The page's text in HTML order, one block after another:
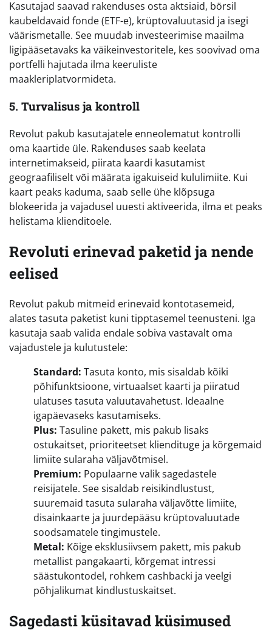
Kasutajad saavad rakenduses osta aktsiaid, börsil
kaubeldavaid fonde (ETF-e), krüptovaluutasid ja isegi
väärismetalle. See muudab investeerimise maailma
ligipääsetavaks ka väikeinvestoritele, kes soovivad oma
portfelli hajutada ilma keeruliste
maakleriplatvormideta.
5. Turvalisus ja kontroll
Revolut pakub kasutajatele enneolematut kontrolli
oma kaartide üle. Rakenduses saab keelata
internetimakseid, piirata kaardi kasutamist
geograafiliselt või määrata igakuiseid kululimiite. Kui
kaart peaks kaduma, saab selle ühe klõpsuga
blokeerida ja vajadusel uuesti aktiveerida, ilma et peaks
helistama klienditoele.
Revoluti erinevad paketid ja nende
eelised
Revolut pakub mitmeid erinevaid kontotasemeid,
alates tasuta paketist kuni tipptasemel teenusteni. Iga
kasutaja saab valida endale sobiva vastavalt oma
vajadustele ja kulutustele:
Standard: Tasuta konto, mis sisaldab kõiki
põhifunktsioone, virtuaalset kaarti ja piiratud
ulatuses tasuta valuutavahetust. Ideaalne
igapäevaseks kasutamiseks.
Plus: Tasuline pakett, mis pakub lisaks
ostukaitset, prioriteetset kliendituge ja kõrgemaid
limiite sularaha väljavõtmisel.
Premium: Populaarne valik sagedastele
reisijatele. See sisaldab reisikindlustust,
suuremaid tasuta sularaha väljavõtte limiite,
disainkaarte ja juurdepääsu krüptovaluutade
soodsamatele tingimustele.
Metal: Kõige eksklusiivsem pakett, mis pakub
metallist pangakaarti, kõrgemat intressi
säästukontodel, rohkem cashbacki ja veelgi
põhjalikumat kindlustuskaitset.
Sagedasti küsitavad küsimused